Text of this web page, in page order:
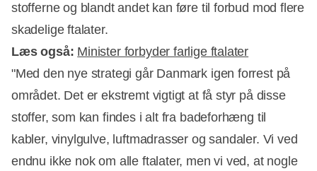
stofferne og blandt andet kan føre til forbud mod flere
skadelige ftalater.
Annonce
Læs også: Minister forbyder farlige ftalater
"Med den nye strategi går Danmark igen forrest på
området. Det er ekstremt vigtigt at få styr på disse
stoffer, som kan findes i alt fra badeforhæng til
kabler, vinylgulve, luftmadrasser og sandaler. Vi ved
endnu ikke nok om alle ftalater, men vi ved, at nogle